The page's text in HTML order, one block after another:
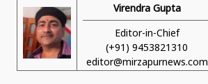
Virendra Gupta
Editor-in-Chief
(+91) 9453821310
editor@mirzapurnews.com